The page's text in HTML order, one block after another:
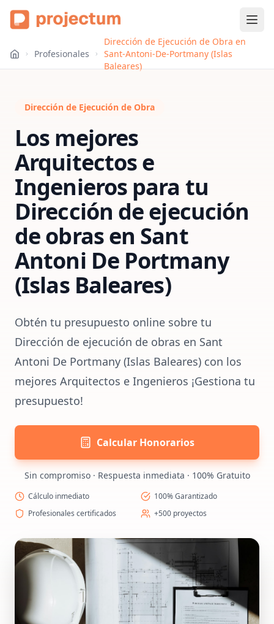
Profesionales
Dirección de Ejecución de Obra en
Sant-Antoni-De-Portmany (Islas
Baleares)
Dirección de Ejecución de Obra
Los mejores
Arquitectos e
Ingenieros para tu
Dirección de ejecución
de obrasen Sant
Antoni De Portmany
(Islas Baleares)
Obtén tu presupuesto online sobre tu
Dirección de ejecución de obras en Sant
Antoni De Portmany (Islas Baleares) con los
mejores Arquitectos e Ingenieros ¡Gestiona tu
presupuesto!
Calcular Honorarios
Sin compromiso · Respuesta inmediata · 100% Gratuito
Cálculo inmediato
100% Garantizado
Profesionales certificados
+500 proyectos